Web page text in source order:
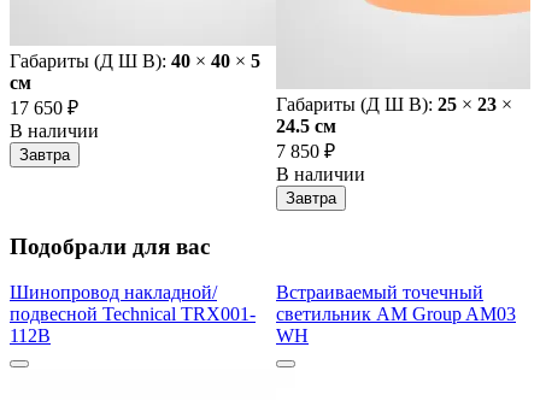
Габариты (Д Ш В): 40 × 40 × 5
cм
17 650 ₽
В наличии
Завтра
Габариты (Д Ш В): 25 × 23 ×
24.5 cм
7 850 ₽
В наличии
Завтра
Подобрали для вас
Шинопровод накладной/
подвесной Technical TRX001-
112B
Встраиваемый точечный
светильник AM Group AM03
WH